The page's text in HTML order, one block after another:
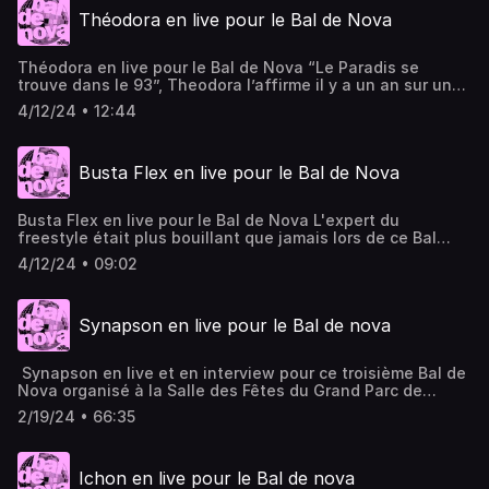
Théodora en live pour le Bal de Nova
Théodora en live pour le Bal de Nova “Le Paradis se
trouve dans le 93”, Theodora l’affirme il y a un an sur une
prod aux accents drum&bass. Un registre qu’elle continue
d’exploiter sur ces derniers morceaux, dont le dernier en
Nasty Gyal, sans retenue. Visuel © Alex Ducale
4/12/24 • 12:44
Busta Flex en live pour le Bal de Nova
Busta Flex en live pour le Bal de Nova L'expert du
freestyle était plus bouillant que jamais lors de ce Bal
spécial 40 ans de rap. © Visuel Alexandre Carel
4/12/24 • 09:02
Synapson en live pour le Bal de nova
Synapson en live et en interview pour ce troisième Bal de
Nova organisé à la Salle des Fêtes du Grand Parc de
Bordeaux ! Synapson, duo d’électroniciens constitué
par Alexandre Chiere et Paul Cucuron qui, quand ils ne
Ferry, Drake ou Calypso Rose, s’en donnent à cœur joie
pour électriser les synapses alentour. Usant des synthés
2/19/24 • 66:35
Ichon en live pour le Bal de nova